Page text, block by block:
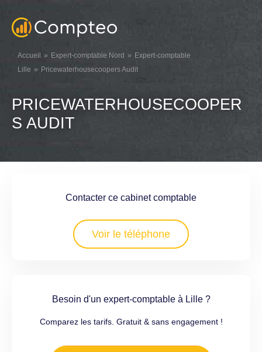
Accueil Expert-comptable Nord
Expert-comptable
Lille
Pricewaterhousecoopers Audit
PRICEWATERHOUSECOOPER
S AUDIT
Contacter ce cabinet comptable
Voir le téléphone
Besoin d'un expert-comptable à Lille ?
Comparez les tarifs. Gratuit & sans engagement !